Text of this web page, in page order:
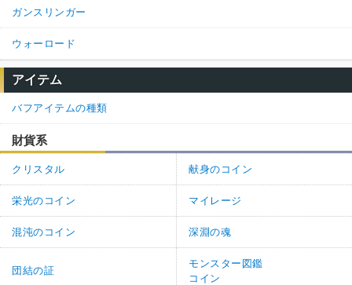
ガンスリンガー
ウォーロード
アイテム
バフアイテムの種類
財貨系
クリスタル 献身のコイン
栄光のコイン マイレージ
混沌のコイン 深淵の魂
団結の証
モンスター図鑑
コイン